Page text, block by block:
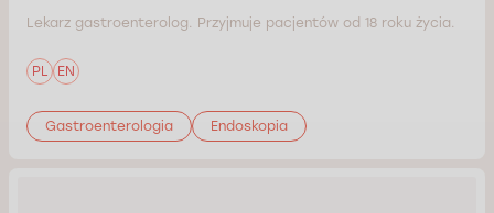
Lekarz gastroenterolog. Przyjmuje pacjentów od 18 roku życia.
PL EN
Gastroenterologia Endoskopia